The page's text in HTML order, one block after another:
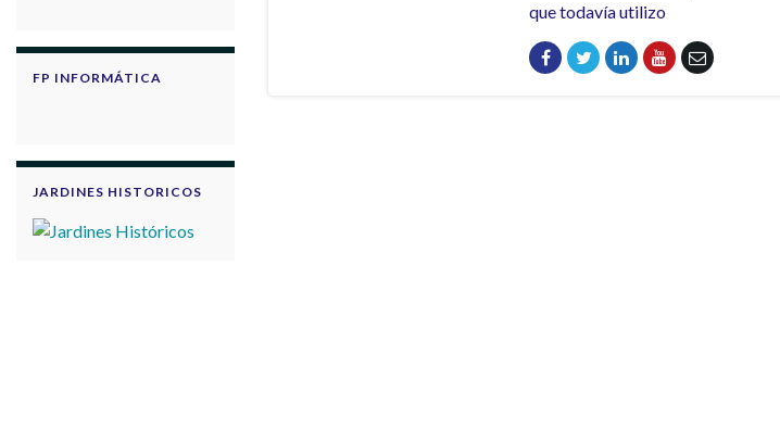
que todavía utilizo
FP INFORMÁTICA
JARDINES HISTORICOS